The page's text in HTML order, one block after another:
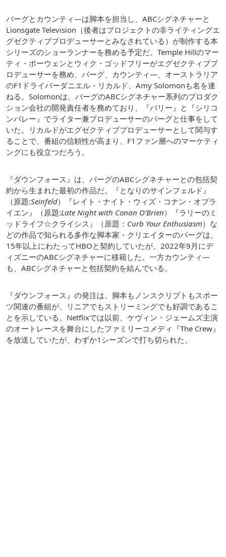
バーグとカウンティ―は脚本を担当し、ABCシグネチャーと
Lionsgate Television（後者はプロジェクトの非ライティングエ
グゼクティブプロデューサーとみなされている）が制作する本
シリーズのショーランナーを務める予定だ。Temple Hillのマー
ティ・ボーウェンとウィク・ゴッドフリーがエグゼクティブプ
ロデューサーを務め、バーグ、カウンティ―、オーストラリア
のF1ドライバーダニエル・リカルド、Amy Solomonも名を連
ねる。Solomonは、バーグのABCシグネチャー系列のプロダク
ション会社の開発責任者を務めており、『バリー』と『シリコ
ンバレー』でライター兼プロデューサーのバーグと仕事をして
いた。リカルドがエグゼクティブプロデューサーとして関与す
ることで、番組の信頼性が高まり、F1ファン層へのマーケティ
ングにも役立つだろう。
『ダウンフォース』は、バーグのABCシグネチャーとの包括契
約から生まれた最初の作品だ。『となりのサインフェルド』
（原題:Seinfeld）『レイト・ナイト・ウィズ・コナン・オブラ
イエン』（原題:Late Night with Conan O’Brien）『ラリーのミ
ッドライフ☆クライシス』（原題： Curb Your Enthusiasm）な
どの作品で知られる多作な脚本家・クリエイターのバーグは、
15年以上にわたってHBOと契約していたが、2022年9月にデ
ィズニーのABCシグネチャーに移籍した。一方カウンティ―
も、ABCシグネチャーと包括契約を結んでいる。
『ダウンフォース』の発注は、脚本もノンスクリプトもスポー
ツ関連の番組が、リニアでもストリーミングでも好調であるこ
とを示している。Netflixでは以前、ケヴィン・ジェームズ主演
のオートレースを舞台にしたファミリーコメディ『The Crew』
を放送していたが、わずか1シーズンで打ち切られた。